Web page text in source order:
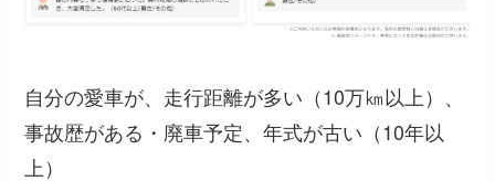
自分の愛車が、走行距離が多い（10万㎞以上）、
事故歴がある・廃車予定、年式が古い（10年以
上）